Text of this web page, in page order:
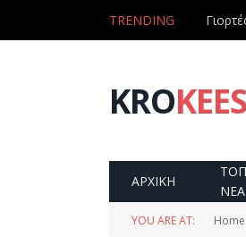
TRENDING
KRO
ΑΡΧΙΚΗ
ΝΕΑ
YOU ARE AT: Home